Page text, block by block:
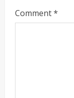
e
a
Comment*